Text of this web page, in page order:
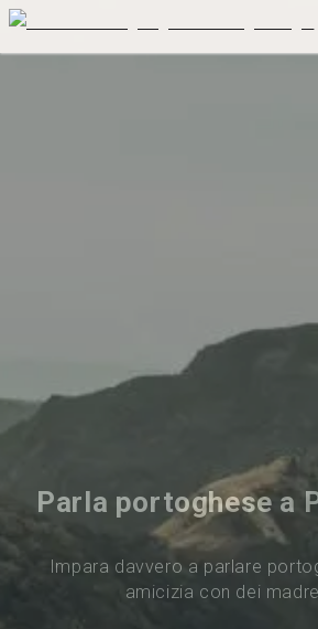
Parla portoghese a
Impara davvero a parlare
amicizia con dei